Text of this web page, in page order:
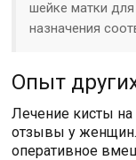
шейке матки
назначения
Опыт
Лечение кисты
отзывы у
оперативное